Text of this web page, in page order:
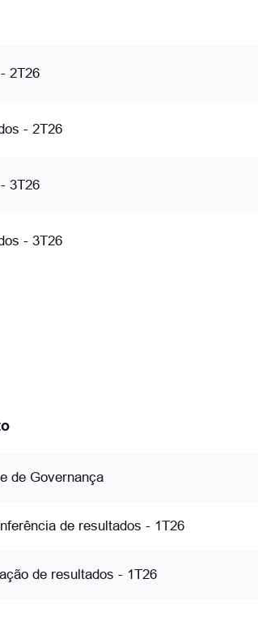
2T26
- 2T26
3T26
- 3T26
de Governança
de resultados - 1T26
de resultados - 1T26